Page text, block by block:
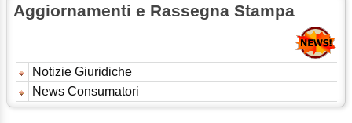
Aggiornamenti e Rassegna Stampa
Notizie Giuridiche
News Consumatori